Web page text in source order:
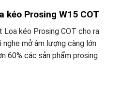
Prosing W15 COT
kéo Prosing COT cho ra
mở âm lượng càng lớn
60% các sản phẩm prosing